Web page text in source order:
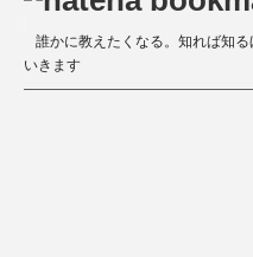
誰かに教えたくなる。知れば知
いきます